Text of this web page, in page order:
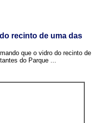
recinto de uma das
que o vidro do recinto de
do Parque ...